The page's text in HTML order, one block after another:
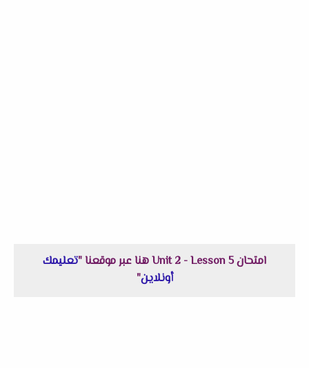
امتحان Unit 2 - Lesson 5 هنا عبر موقعنا "
تعليمك
أونلاين"